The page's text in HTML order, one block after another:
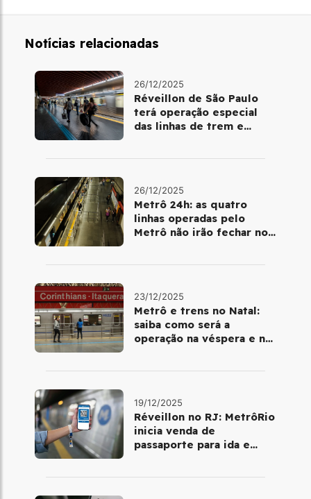
Notícias relacionadas
26/12/2025
Réveillon de São Paulo
terá operação especial
das linhas de trem e
26/12/2025
Metrô 24h: as quatro
linhas operadas pelo
Metrô não irão fechar no
23/12/2025
Metrô e trens no Natal:
saiba como será a
operação na véspera e no
19/12/2025
Réveillon no RJ: MetrôRio
inicia venda de
passaporte para ida e